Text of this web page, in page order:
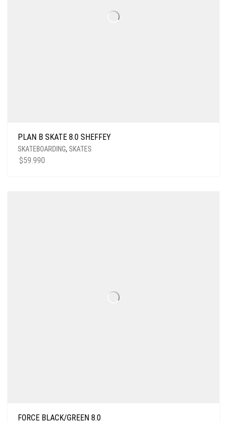
PLAN B SKATE 8.0 SHEFFEY
SKATEBOARDING, SKATES
$59.990
FORCE BLACK/GREEN 8.0